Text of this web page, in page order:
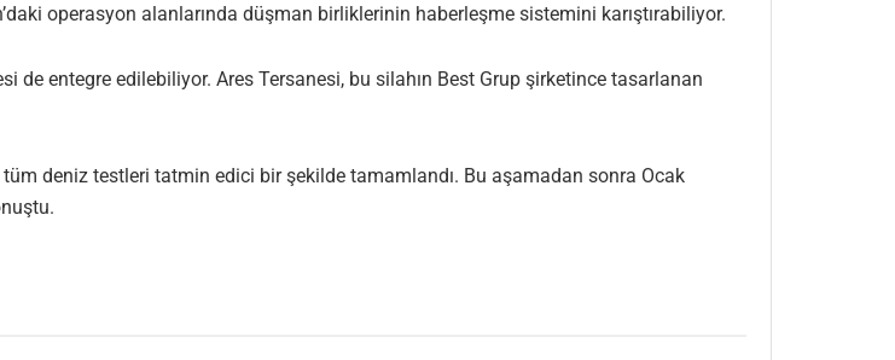
operasyon alanlarında düşman birliklerinin haberleşme sistemini karıştırabiliyor.
de entegre edilebiliyor. Ares Tersanesi, bu silahın Best Grup şirketince tasarlanan
deniz testleri tatmin edici bir şekilde tamamlandı. Bu aşamadan sonra Ocak